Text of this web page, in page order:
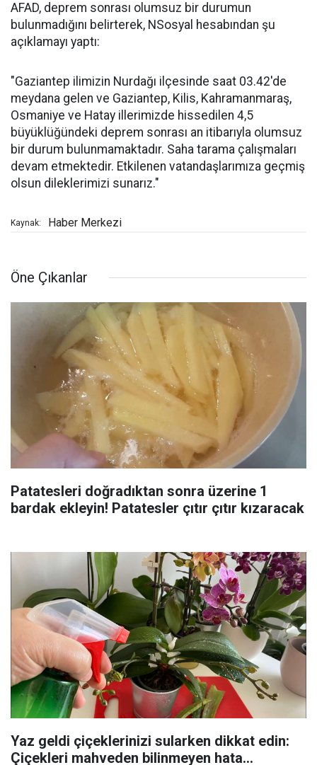
AFAD, deprem sonrası olumsuz bir durumun
bulunmadığını belirterek, NSosyal hesabından şu
açıklamayı yaptı:
"Gaziantep ilimizin Nurdağı ilçesinde saat 03.42'de
meydana gelen ve Gaziantep, Kilis, Kahramanmaraş,
Osmaniye ve Hatay illerimizde hissedilen 4,5
büyüklüğündeki deprem sonrası an itibarıyla olumsuz
bir durum bulunmamaktadır. Saha tarama çalışmaları
devam etmektedir. Etkilenen vatandaşlarımıza geçmiş
olsun dileklerimizi sunarız."
Kaynak: Haber Merkezi
Öne Çıkanlar
Patatesleri doğradıktan sonra üzerine 1
bardak ekleyin! Patatesler çıtır çıtır kızaracak
Yaz geldi çiçeklerinizi sularken dikkat edin:
Çiçekleri mahveden bilinmeyen hata...